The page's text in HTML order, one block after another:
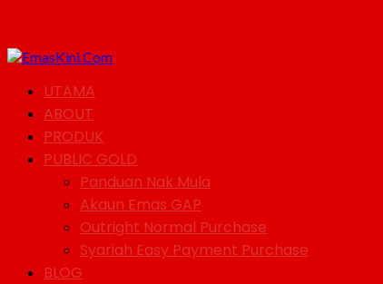
UTAMA
ABOUT
PRODUK
PUBLIC GOLD
Panduan Nak Mula
Akaun Emas GAP
Outright Normal Purchase
Syariah Easy Payment Purchase
BLOG